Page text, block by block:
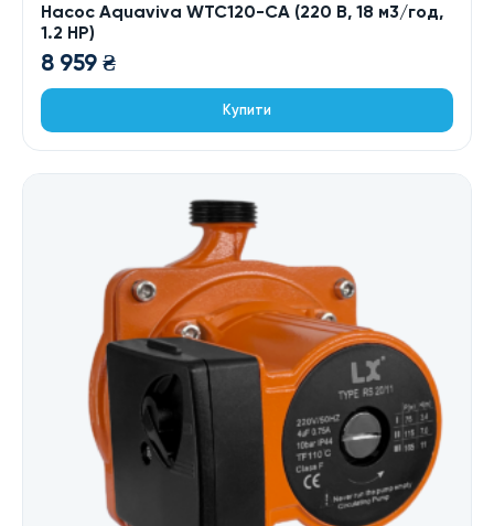
Насос Aquaviva WTC120-CA (220 В, 18 м3/год,
1.2 HP)
8 959₴
Купити